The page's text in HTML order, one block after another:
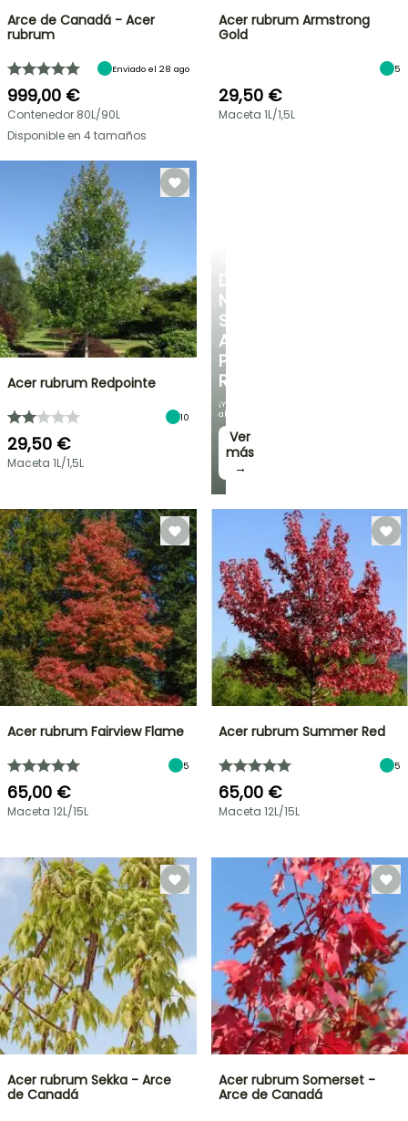
DESCUBRE
NUESTRA
SELECCIÓN
A
PRECIOS
REDUCIDOS
¡Y
ahorra!
Ver
más
→
Arce de Canadá - Acer
rubrum
Enviado el 28 ago
999,00 €
Contenedor 80L/90L
Disponible en 4 tamaños
Acer rubrum Armstrong
Gold
5
29,50 €
Maceta 1L/1,5L
Acer rubrum Redpointe
10
29,50 €
Maceta 1L/1,5L
Acer rubrum Fairview Flame
5
65,00 €
Maceta 12L/15L
Acer rubrum Summer Red
5
65,00 €
Maceta 12L/15L
Acer rubrum Sekka - Arce
de Canadá
Acer rubrum Somerset -
Arce de Canadá